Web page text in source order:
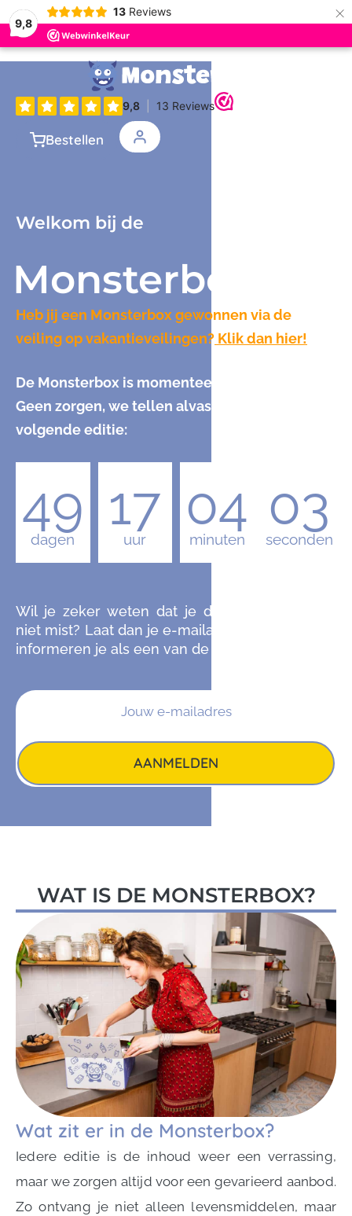
9,8
13 Reviews ×
Bestellen
Welkom bij de
Monsterbox
Heb jij een Monsterbox gewonnen via de
veiling op vakantieveilingen? Klik dan hier!
De Monsterbox is momenteel uitverkocht.
Geen zorgen, we tellen alvast af naar de
volgende editie:
49
dagen
17
uur
04
minuten
02
seconden
Wil je zeker weten dat je de komende editie
niet mist? Laat dan je e-mailadres achter en we
informeren je als een van de eersten.
AANMELDEN
WAT IS DE MONSTERBOX?
Wat zit er in de Monsterbox?
Iedere editie is de inhoud weer een verrassing,
maar we zorgen altijd voor een gevarieerd aanbod.
Zo ontvang je niet alleen levensmiddelen, maar